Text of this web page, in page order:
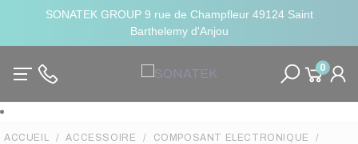
SONATEK GROUP 9 rue de Champfleur 49124 Saint
Barthelemy d'Anjou
0
ACCUEIL ACCESSOIRE
COMPOSANT ELECTRONIQUE